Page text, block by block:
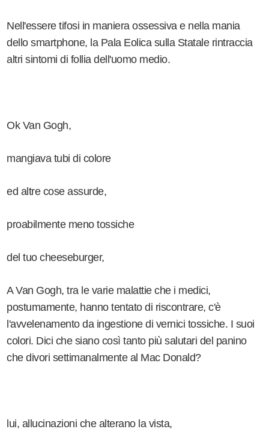
Nell'essere tifosi in maniera ossessiva e nella mania
dello smartphone, la Pala Eolica sulla Statale rintraccia
altri sintomi di follia dell'uomo medio.
Ok Van Gogh,
mangiava tubi di colore
ed altre cose assurde,
proabilmente meno tossiche
del tuo cheeseburger,
A Van Gogh, tra le varie malattie che i medici,
postumamente, hanno tentato di riscontrare, c'è
l'avvelenamento da ingestione di vernici tossiche. I suoi
colori. Dici che siano così tanto più salutari del panino
che divori settimanalmente al Mac Donald?
lui, allucinazioni che alterano la vista,